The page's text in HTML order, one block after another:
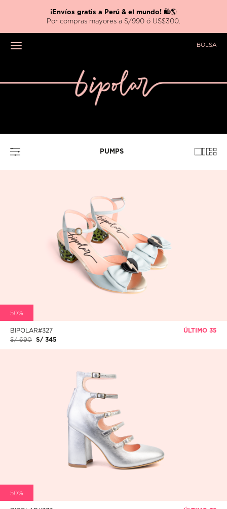
¡Envíos gratis a Perú & el mundo! 🛍️🌎
Por compras mayores a S/990 ó US$300.
Toggle navigation BOLSA
PUMPS
50%
BIPOLAR#327
S/ 690
S/ 345
ÚLTIMO 35
50%